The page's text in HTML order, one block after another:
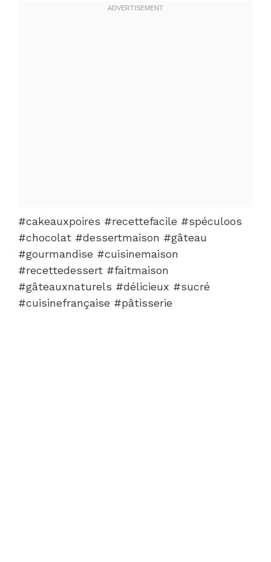
#cakeauxpoires #recettefacile #spéculoos
#chocolat #dessertmaison #gâteau
#gourmandise #cuisinemaison
#recettedessert #faitmaison
#gâteauxnaturels #délicieux #sucré
#cuisinefrançaise #pâtisserie